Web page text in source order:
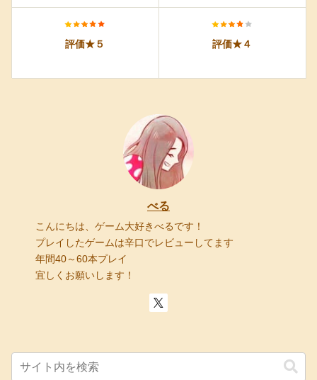
評価★５ 評価★４
べる
こんにちは、ゲーム大好きべるです！
プレイしたゲームは辛口でレビューしてます
年間40～60本プレイ
宜しくお願いします！